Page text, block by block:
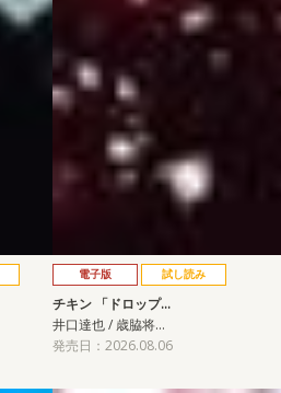
電子版 試し読み
チキン 「ドロップ…
井口達也 / 歳脇将…
発売日：2026.08.06